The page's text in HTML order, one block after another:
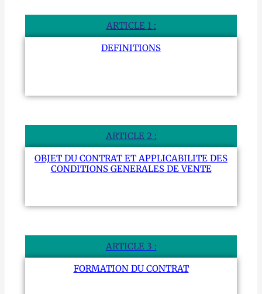
ARTICLE 1 :
DEFINITIONS
ARTICLE 2 :
OBJET DU CONTRAT ET APPLICABILITE DES
CONDITIONS GENERALES DE VENTE
ARTICLE 3 :
FORMATION DU CONTRAT